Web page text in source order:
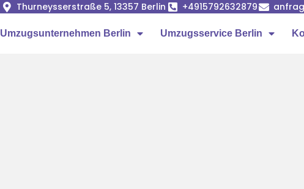
Thurneysserstraße 5, 13357 Berlin +4915792632879
Umzugsunternehmen Berlin Umzugsservice Berlin